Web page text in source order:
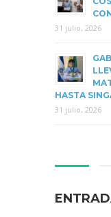
31 julio, 2026
HASTA
31 julio, 2026